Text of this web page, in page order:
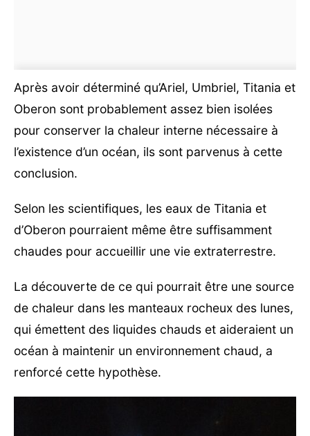
Après avoir déterminé qu’Ariel, Umbriel, Titania et
Oberon sont probablement assez bien isolées
pour conserver la chaleur interne nécessaire à
l’existence d’un océan, ils sont parvenus à cette
conclusion.
Selon les scientifiques, les eaux de Titania et
d’Oberon pourraient même être suffisamment
chaudes pour accueillir une vie extraterrestre.
La découverte de ce qui pourrait être une source
de chaleur dans les manteaux rocheux des lunes,
qui émettent des liquides chauds et aideraient un
océan à maintenir un environnement chaud, a
renforcé cette hypothèse.